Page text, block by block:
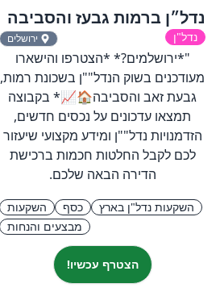
נדל״ן ברמות גבעז והסביבה
נדל"ן ירושלים
"*ירושלמים?* *הצטרפו והישארו
מעודכנים בשוק הנדל""ן בשכונת רמות,
גבעת זאב והסביבה🏠📈* בקבוצה
תמצאו עדכונים על נכסים חדשים,
הזדמנויות נדל""ן ומידע מקצועי שיעזור
לכם לקבל החלטות חכמות ברכישת
הדירה הבאה שלכם.
השקעות נדל"ן בארץ כסף
השקעות
מבצעים והנחות
הצטרף עכשיו!